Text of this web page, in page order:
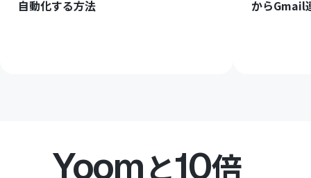
自動化する方法
からGmail
Yoomと10倍